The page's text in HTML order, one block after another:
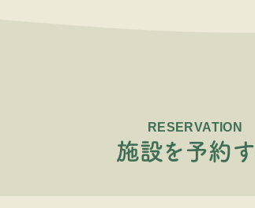
RESERVATION
施設を予約す